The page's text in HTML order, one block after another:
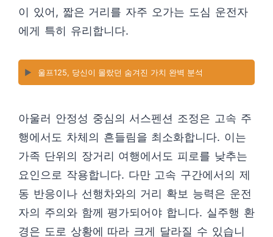
이 있어, 짧은 거리를 자주 오가는 도심 운전자
에게 특히 유리합니다.
▶️ 울프125, 당신이 몰랐던 숨겨진 가치 완벽 분석
아울러 안정성 중심의 서스펜션 조정은 고속 주
행에서도 차체의 흔들림을 최소화합니다. 이는
가족 단위의 장거리 여행에서도 피로를 낮추는
요인으로 작용합니다. 다만 고속 구간에서의 제
동 반응이나 선행차와의 거리 확보 능력은 운전
자의 주의와 함께 평가되어야 합니다. 실주행 환
경은 도로 상황에 따라 크게 달라질 수 있습니